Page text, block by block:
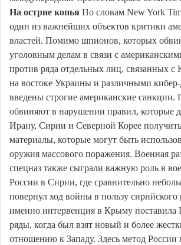
На острие копья По словам New York
один из важнейших объектов критики
властей. Помимо шпионов, которых
уголовным делам в связи с
против ряда отдельных лиц, связанных
на востоке Украины и различными
введены строгие американские санкции.
обвиняют в нарушении правил, которые
Ирану, Сирии и Северной Корее
материалы, которые могут быть
оружия массового поражения. Военная
спецназ также сыграли важную роль в
России в Сирии, где сравнительно
повернул ход войны в пользу
именно интервенция в Крыму поставила
ряды, когда был взят новый и более
отношению к Западу. Здесь метод России